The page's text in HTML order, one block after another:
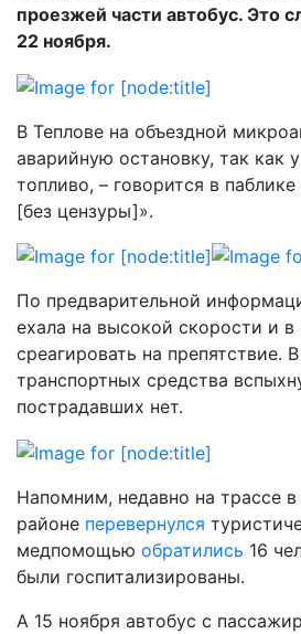
проезжей части автобус. Это
22 ноября.
В Теплове на объездной
аварийную остановку, так как
топливо, – говорится в
[без цензуры]».
По предварительной
ехала на высокой скорости и в
среагировать на препятствие.
транспортных средства
пострадавших нет.
Напомним, недавно на трассе
районе перевернулся
медпомощью обратились 16
были госпитализированы.
А 15 ноября автобус с